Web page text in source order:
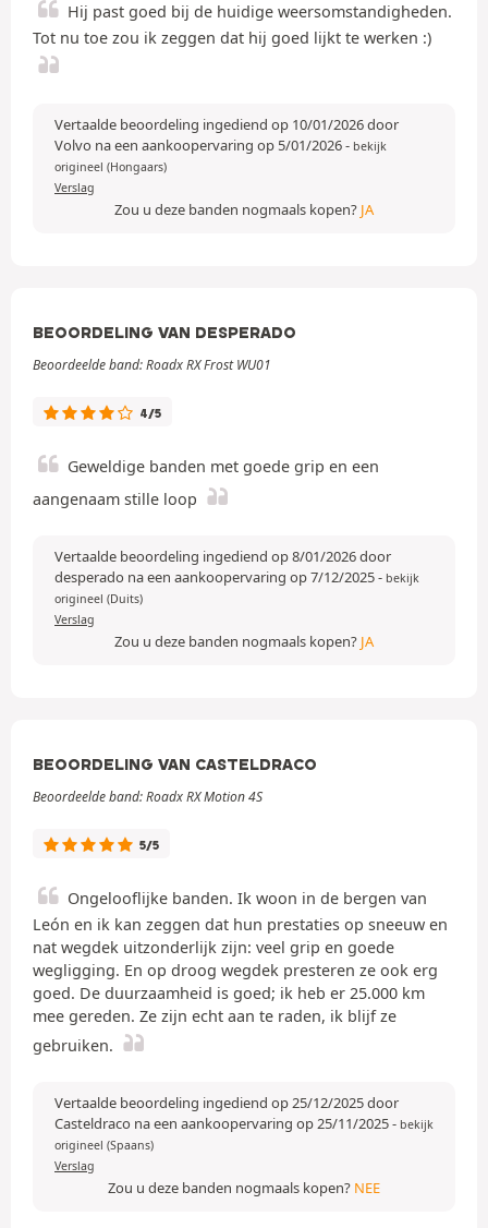
Hij past goed bij de huidige weersomstandigheden.
Tot nu toe zou ik zeggen dat hij goed lijkt te werken :)
Vertaalde beoordeling ingediend op 10/01/2026 door
Volvo na een aankoopervaring op 5/01/2026- bekijk
origineel (Hongaars)
Verslag
Zou u deze banden nogmaals kopen? JA
BEOORDELING VAN DESPERADO
Beoordeelde band: Roadx RX Frost WU01
4/5
Geweldige banden met goede grip en een
aangenaam stille loop
Vertaalde beoordeling ingediend op 8/01/2026 door
desperado na een aankoopervaring op 7/12/2025- bekijk
origineel (Duits)
Verslag
Zou u deze banden nogmaals kopen? JA
BEOORDELING VAN CASTELDRACO
Beoordeelde band: Roadx RX Motion 4S
5/5
Ongelooflijke banden. Ik woon in de bergen van
León en ik kan zeggen dat hun prestaties op sneeuw en
nat wegdek uitzonderlijk zijn: veel grip en goede
wegligging. En op droog wegdek presteren ze ook erg
goed. De duurzaamheid is goed; ik heb er 25.000 km
mee gereden. Ze zijn echt aan te raden, ik blijf ze
gebruiken.
Vertaalde beoordeling ingediend op 25/12/2025 door
Casteldraco na een aankoopervaring op 25/11/2025- bekijk
origineel (Spaans)
Verslag
Zou u deze banden nogmaals kopen? NEE